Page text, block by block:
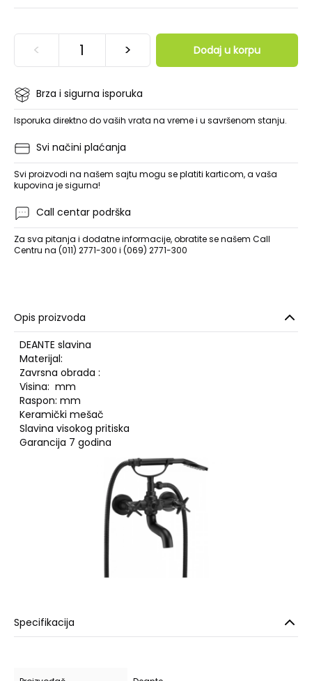
< > Dodaj u korpu
Brza i sigurna isporuka
Isporuka direktno do vaših vrata na vreme i u savršenom stanju.
Svi načini plaćanja
Svi proizvodi na našem sajtu mogu se platiti karticom, a vaša
kupovina je sigurna!
Call centar podrška
Za sva pitanja i dodatne informacije, obratite se našem Call
Centru na (011) 2771-300 i (069) 2771-300
Opis proizvoda
DEANTE slavina
Materijal:
Zavrsna obrada :
Visina: mm
Raspon: mm
Keramički mešač
Slavina visokog pritiska
Garancija 7 godina
Specifikacija